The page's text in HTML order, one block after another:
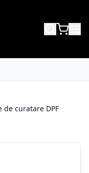
de curatare DPF